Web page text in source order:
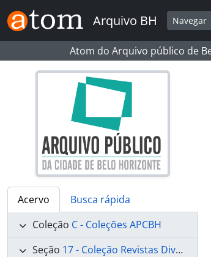
Skip to main content
Arquivo BH Navegar
Atom do Arquivo público de
Acervo
Busca rápida
Coleção C - Coleções APCBH
Seção 17 - Coleção Revistas Diversas